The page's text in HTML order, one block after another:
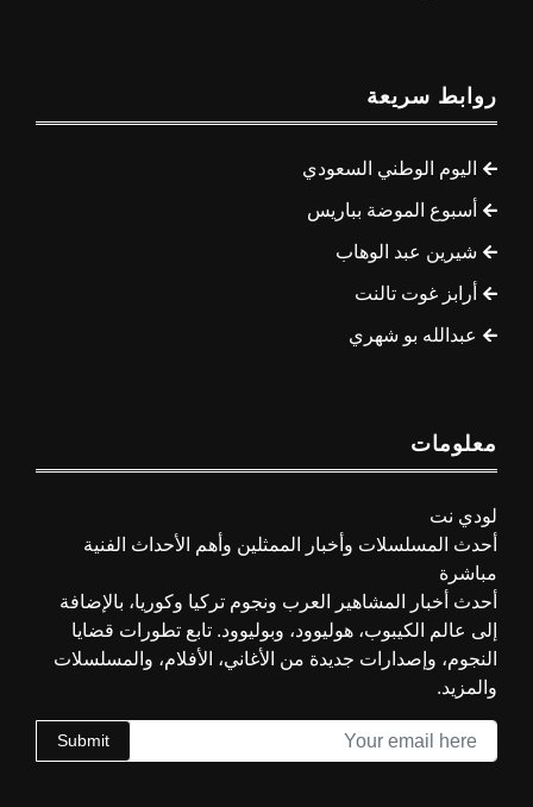
روابط سريعة
اليوم الوطني السعودي
أسبوع الموضة بباريس
شيرين عبد الوهاب
أرابز غوت تالنت
عبدالله بو شهري
معلومات
لودي نت
أحدث المسلسلات وأخبار الممثلين وأهم الأحداث الفنية
مباشرة
أحدث أخبار المشاهير العرب ونجوم تركيا وكوريا، بالإضافة
إلى عالم الكيبوب، هوليوود، وبوليوود. تابع تطورات قضايا
النجوم، وإصدارات جديدة من الأغاني، الأفلام، والمسلسلات
والمزيد.
Submit